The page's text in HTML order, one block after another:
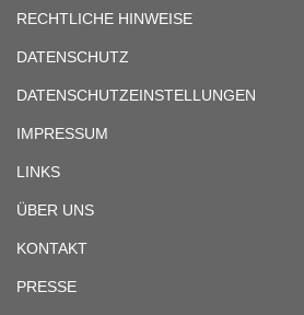
RECHTLICHE HINWEISE
DATENSCHUTZ
DATENSCHUTZEINSTELLUNGEN
IMPRESSUM
LINKS
ÜBER UNS
KONTAKT
PRESSE